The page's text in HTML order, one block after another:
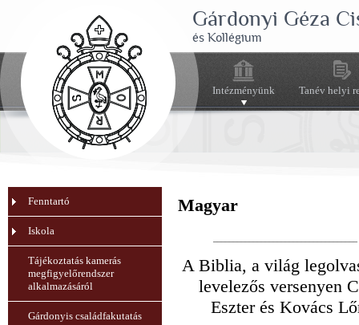
Gárdonyi Géza
és Kollégium
Intézményünk Tanév helyi
Fenntartó
Iskola
Tájékoztatás kamerás
megfigyelőrendszer
alkalmazásáról
Gárdonyis családfakutatás
Magyar
A Biblia, a világ
levelezős versenyen
Eszter és Kovács